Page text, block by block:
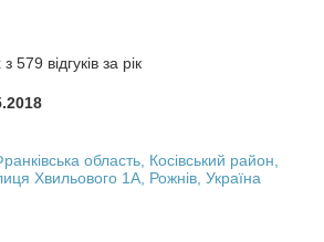
579 відгуків за рік
область, Косівський район,
Хвильового 1А, Рожнів, Україна